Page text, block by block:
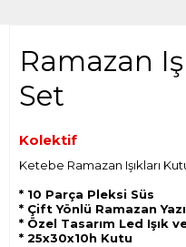
Ramazan
Set
Kolektif
Ketebe Ramazan Işıkları
* 10 Parça Pleksi Süs
* ⁠Çift Yönlü Ramazan
* ⁠Özel Tasarım Led Işık
* 25x⁠30x10h Kutu